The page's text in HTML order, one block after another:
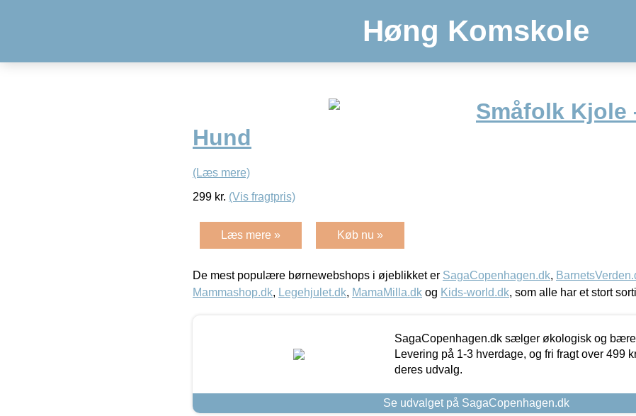
Høng Komskole
Småfolk Kjole
Hund
(Læs mere)
299 kr. (Vis fragtpris)
Læs mere » Køb nu »
De mest populære børnewebshops i øjeblikket er SagaCopenhagen.dk,
Mammashop.dk, Legehjulet.dk, MamaMilla.dk og Kids-world.dk, som alle har et stort
SagaCopenhagen.dk sælger økologisk og
Levering på 1-3 hverdage, og fri fragt over 499
deres udvalg.
Se udvalget på SagaCopenhagen.dk